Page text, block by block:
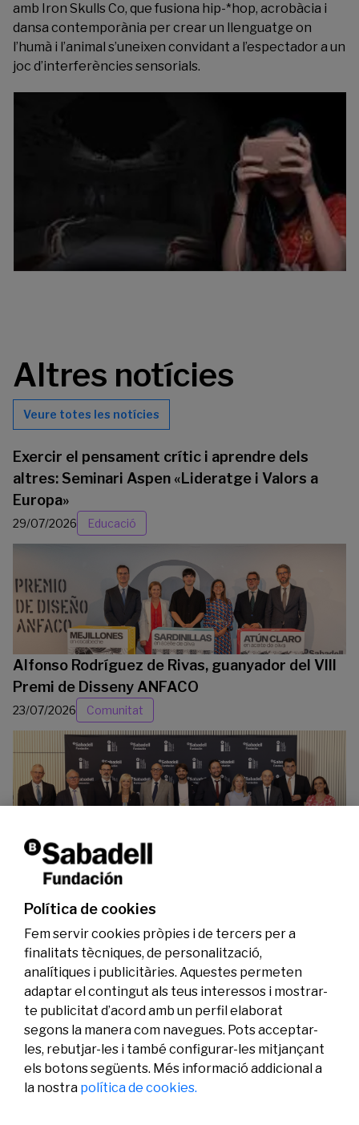
amb Iron Skulls Co, que fusiona hip-*hop, acrobàcia i
dansa contemporània per crear un llenguatge on
l’humà i l’animal s’uneixen convidant a l’espectador a un
joc d’interferències sensorials.
Altres notícies
Veure totes les notícies
Exercir el pensament crític i aprendre dels
altres: Seminari Aspen «Lideratge i Valors a
Europa»
29/07/2026 Educació
Alfonso Rodríguez de Rivas, guanyador del VIII
Premi de Disseny ANFACO
23/07/2026 Comunitat
La Fundació Banc Sabadell reconeix a dos
investigadors en els àmbits de l’edició del
genoma i l’energia neta
Legal
Avís legal
Activitat
Convocatòries
Social
Política de cookies
Fem servir cookies pròpies i de tercers per a
finalitats tècniques, de personalització,
analítiques i publicitàries. Aquestes permeten
adaptar el contingut als teus interessos i mostrar-
te publicitat d’acord amb un perfil elaborat
segons la manera com navegues. Pots acceptar-
les, rebutjar-les i també configurar-les mitjançant
els botons següents. Més informació addicional a
la nostra política de cookies.